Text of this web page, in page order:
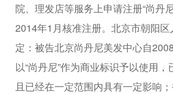
院、理发店等服务上申请注册“尚丹
2014年1月核准注册。北京市朝阳
定：被告北京尚丹尼美发中心自
以“尚丹尼”作为商业标识予以使用
且已经在一定范围内具有一定影响